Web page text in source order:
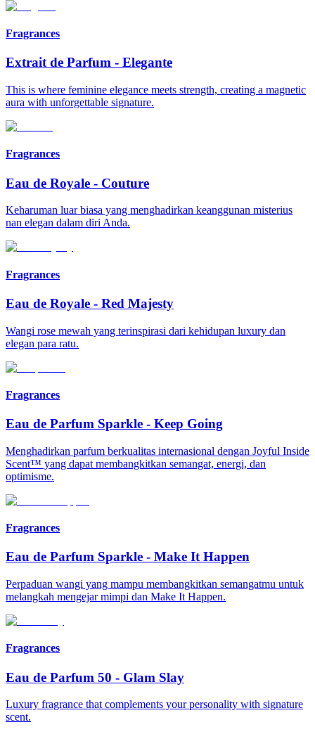
Fragrances
Extrait de Parfum - Elegante
This is where feminine elegance meets strength, creating a magnetic
aura with unforgettable signature.
Fragrances
Eau de Royale - Couture
Keharuman luar biasa yang menghadirkan keanggunan misterius
nan elegan dalam diri Anda.
Fragrances
Eau de Royale - Red Majesty
Wangi rose mewah yang terinspirasi dari kehidupan luxury dan
elegan para ratu.
Fragrances
Eau de Parfum Sparkle - Keep Going
Menghadirkan parfum berkualitas internasional dengan Joyful Inside
Scent™ yang dapat membangkitkan semangat, energi, dan
optimisme.
Fragrances
Eau de Parfum Sparkle - Make It Happen
Perpaduan wangi yang mampu membangkitkan semangatmu untuk
melangkah mengejar mimpi dan Make It Happen.
Fragrances
Eau de Parfum 50 - Glam Slay
Luxury fragrance that complements your personality with signature
scent.